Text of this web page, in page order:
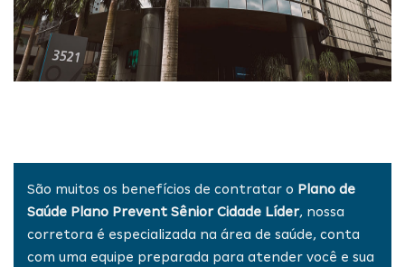
São muitos os benefícios de contratar o Plano de
Saúde Plano Prevent Sênior Cidade Líder, nossa
corretora é especializada na área de saúde, conta
com uma equipe preparada para atender você e sua